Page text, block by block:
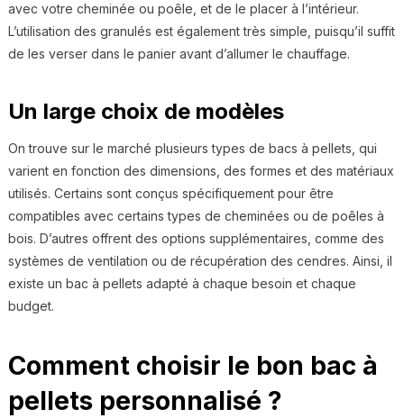
avec votre cheminée ou poêle, et de le placer à l’intérieur.
L’utilisation des granulés est également très simple, puisqu’il suffit
de les verser dans le panier avant d’allumer le chauffage.
Un large choix de modèles
On trouve sur le marché plusieurs types de bacs à pellets, qui
varient en fonction des dimensions, des formes et des matériaux
utilisés. Certains sont conçus spécifiquement pour être
compatibles avec certains types de cheminées ou de poêles à
bois. D’autres offrent des options supplémentaires, comme des
systèmes de ventilation ou de récupération des cendres. Ainsi, il
existe un bac à pellets adapté à chaque besoin et chaque
budget.
Comment choisir le bon bac à
pellets personnalisé ?